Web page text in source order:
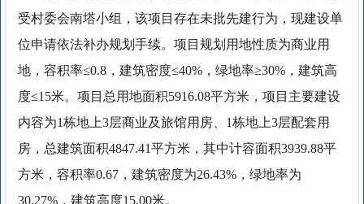
受村委会南塔小组，该项目存在未批先建行为，现建设单
位申请依法补办规划手续。项目规划用地性质为商业用
地，容积率≤0.8，建筑密度≤40%，绿地率≥30%，建筑高
度≤15米。项目总用地面积5916.08平方米，项目主要建设
内容为1栋地上3层商业及旅馆用房、1栋地上3层配套用
房，总建筑面积4847.41平方米，其中计容面积3939.88平
方米，容积率0.67，建筑密度为26.43%，绿地率为
30.27%，建筑高度15.00米。